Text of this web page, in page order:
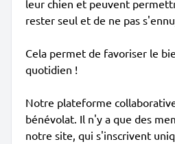
leur chien et peuvent
rester seul et de ne pas
Cela permet de favoriser le
quotidien !
Notre plateforme
bénévolat. Il n'y a que des
notre site, qui s'inscrivent